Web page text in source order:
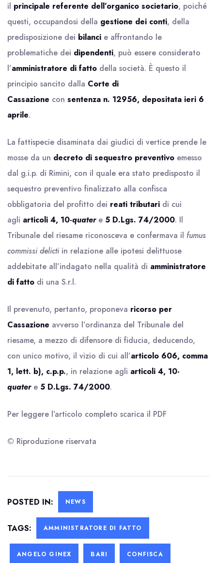
il principale referente dell’organico societario, poiché
questi, occupandosi della gestione dei conti, della
predisposizione dei bilanci e affrontando le
problematiche dei dipendenti, può essere considerato
l’amministratore di fatto della società. È questo il
principio sancito dalla Corte di
Cassazione con sentenza n. 12956, depositata ieri 6
aprile.
La fattispecie disaminata dai giudici di vertice prende le
mosse da un decreto di sequestro preventivo emesso
dal g.i.p. di Rimini, con il quale era stato predisposto il
sequestro preventivo finalizzato alla confisca
obbligatoria del profitto dei reati tributari di cui
agli articoli 4, 10-quatere 5 D.Lgs. 74/2000. Il
Tribunale del riesame riconosceva e confermava il fumus
commissi delictiin relazione alle ipotesi delittuose
addebitate all’indagato nella qualità di amministratore
di fatto di una S.r.l.
Il prevenuto, pertanto, proponeva ricorso per
Cassazione avverso l’ordinanza del Tribunale del
riesame, a mezzo di difensore di fiducia, deducendo,
con unico motivo, il vizio di cui all’articolo 606, comma
1, lett. b), c.p.p., in relazione agli articoli 4, 10-
quatere 5 D.Lgs. 74/2000.
Per leggere l’articolo completo scarica il PDF
© Riproduzione riservata
POSTED IN: NEWS
TAGS: AMMINISTRATORE DI FATTO
ANGELO GINEX BARI CONFISCA